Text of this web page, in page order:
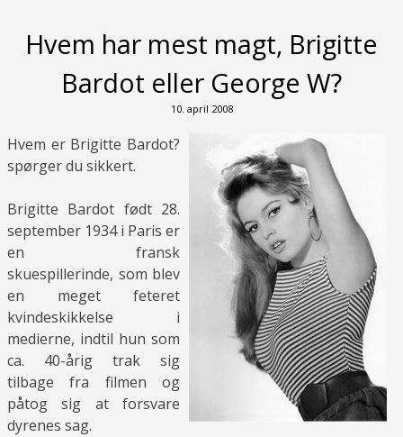
Hvem har mest magt, Brigitte
Bardot eller George W?
10. april 2008
Hvem er Brigitte Bardot?
spørger du sikkert.
Brigitte Bardot født 28.
september 1934 i Paris er
en fransk
skuespillerinde, som blev
en meget feteret
kvindeskikkelse i
medierne, indtil hun som
ca. 40-årig trak sig
tilbage fra filmen og
påtog sig at forsvare
dyrenes sag.